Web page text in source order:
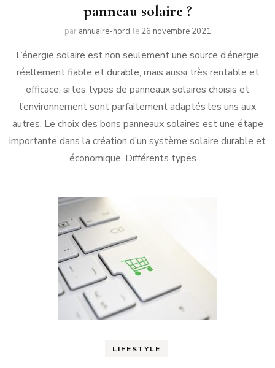
panneau solaire ?
par annuaire-nord le 26 novembre 2021
L’énergie solaire est non seulement une source d’énergie
réellement fiable et durable, mais aussi très rentable et
efficace, si les types de panneaux solaires choisis et
l’environnement sont parfaitement adaptés les uns aux
autres. Le choix des bons panneaux solaires est une étape
importante dans la création d’un système solaire durable et
économique. Différents types …
LIFESTYLE